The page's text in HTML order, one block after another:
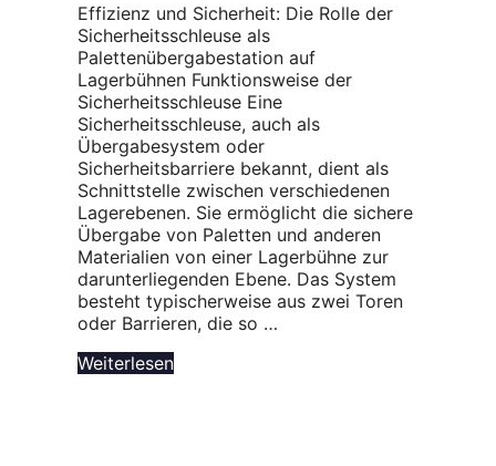
Effizienz und Sicherheit: Die Rolle der
Sicherheitsschleuse als
Palettenübergabestation auf
Lagerbühnen Funktionsweise der
Sicherheitsschleuse Eine
Sicherheitsschleuse, auch als
Übergabesystem oder
Sicherheitsbarriere bekannt, dient als
Schnittstelle zwischen verschiedenen
Lagerebenen. Sie ermöglicht die sichere
Übergabe von Paletten und anderen
Materialien von einer Lagerbühne zur
darunterliegenden Ebene. Das System
besteht typischerweise aus zwei Toren
oder Barrieren, die so …
Weiterlesen